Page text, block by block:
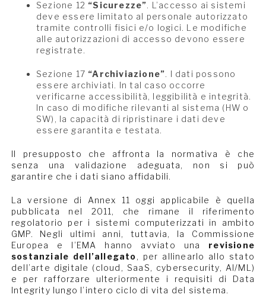
Sezione 12 “Sicurezze”. L’accesso ai sistemi
deve essere limitato al personale autorizzato
tramite controlli fisici e/o logici. Le modifiche
alle autorizzazioni di accesso devono essere
registrate.
Sezione 17 “Archiviazione”. I dati possono
essere archiviati. In tal caso occorre
verificarne accessibilità, leggibilità e integrità.
In caso di modifiche rilevanti al sistema (HW o
SW), la capacità di ripristinare i dati deve
essere garantita e testata.
Il presupposto che affronta la normativa è che
senza una validazione adeguata, non si può
garantire che i dati siano affidabili.
La versione di Annex 11 oggi applicabile è quella
pubblicata nel 2011, che rimane il riferimento
regolatorio per i sistemi computerizzati in ambito
GMP. Negli ultimi anni, tuttavia, la Commissione
Europea e l’EMA hanno avviato una revisione
sostanziale dell’allegato, per allinearlo allo stato
dell’arte digitale (cloud, SaaS, cybersecurity, AI/ML)
e per rafforzare ulteriormente i requisiti di Data
Integrity lungo l’intero ciclo di vita del sistema.